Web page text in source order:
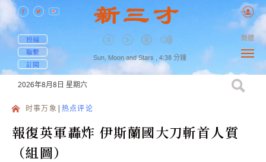
投稿
聯繫
訂閱
Sun, Moon and Stars , 4:38 分鐘
簡體
2026年8月8日 星期六
时事万象 热点评论
報復英軍轟炸 伊斯蘭國大刀斬首人質
（組圖）